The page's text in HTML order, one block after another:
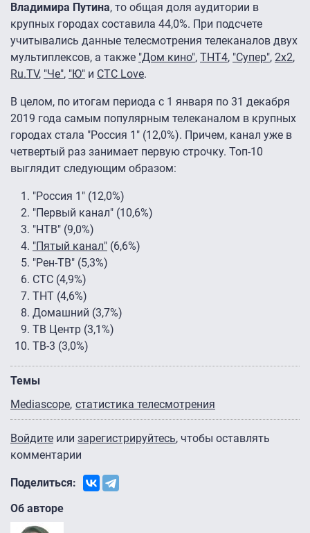
Владимира Путина, то общая доля аудитории в
крупных городах составила 44,0%. При подсчете
учитывались данные телесмотрения телеканалов двух
мультиплексов, а также "Дом кино", ТНТ4, "Супер", 2х2,
Ru.TV, "Че", "Ю" и СТС Love.
В целом, по итогам периода с 1 января по 31 декабря
2019 года самым популярным телеканалом в крупных
городах стала "Россия 1" (12,0%). Причем, канал уже в
четвертый раз занимает первую строчку. Топ-10
выглядит следующим образом:
"Россия 1" (12,0%)
"Первый канал" (10,6%)
"НТВ" (9,0%)
"Пятый канал" (6,6%)
"Рен-ТВ" (5,3%)
СТС (4,9%)
ТНТ (4,6%)
Домашний (3,7%)
ТВ Центр (3,1%)
ТВ-3 (3,0%)
Темы
Mediascope статистика телесмотрения
Войдите или зарегистрируйтесь, чтобы оставлять
комментарии
Поделиться:
Об авторе